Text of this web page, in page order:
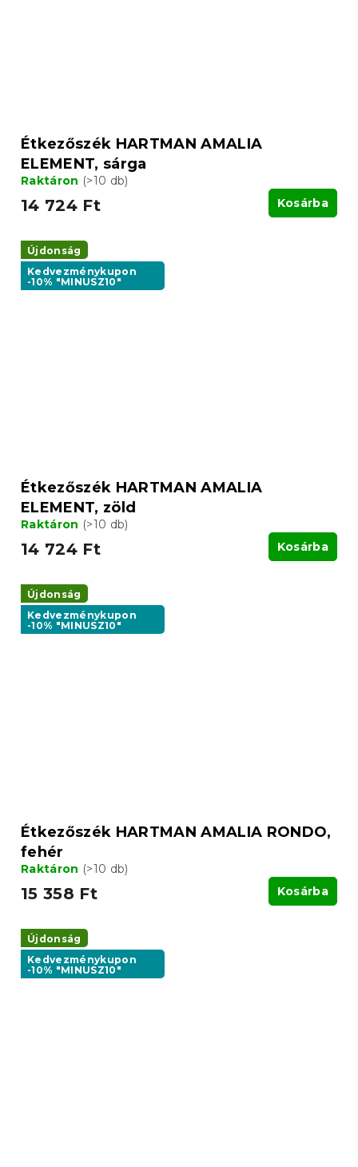
Étkezőszék HARTMAN AMALIA
ELEMENT, sárga
Raktáron (>10 db)
14 724 Ft Kosárba
Újdonság
Kedvezménykupon
-10% "MINUSZ10"
Étkezőszék HARTMAN AMALIA
ELEMENT, zöld
Raktáron (>10 db)
14 724 Ft Kosárba
Újdonság
Kedvezménykupon
-10% "MINUSZ10"
Étkezőszék HARTMAN AMALIA RONDO,
fehér
Raktáron (>10 db)
15 358 Ft Kosárba
Újdonság
Kedvezménykupon
-10% "MINUSZ10"